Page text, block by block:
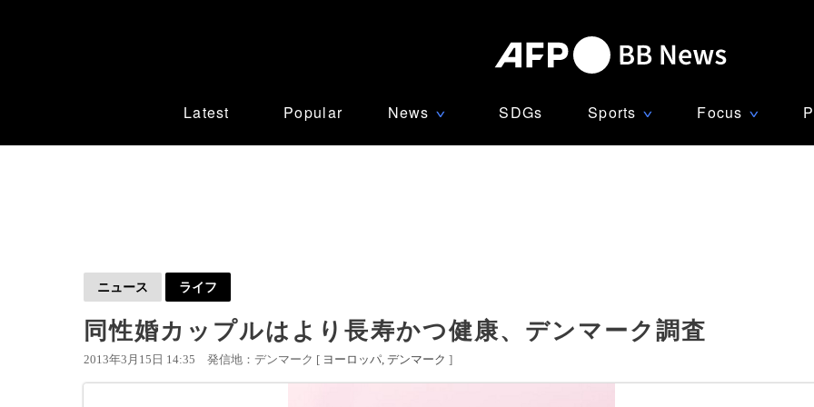
Latest Popular News ∨ SDGs Sports ∨ Focus ∨
ニュース ライフ
同性婚カップルはより長寿かつ健康、デンマーク調査
2013年3月15日 14:35 発信地：デンマーク [ ヨーロッパ デンマーク ]